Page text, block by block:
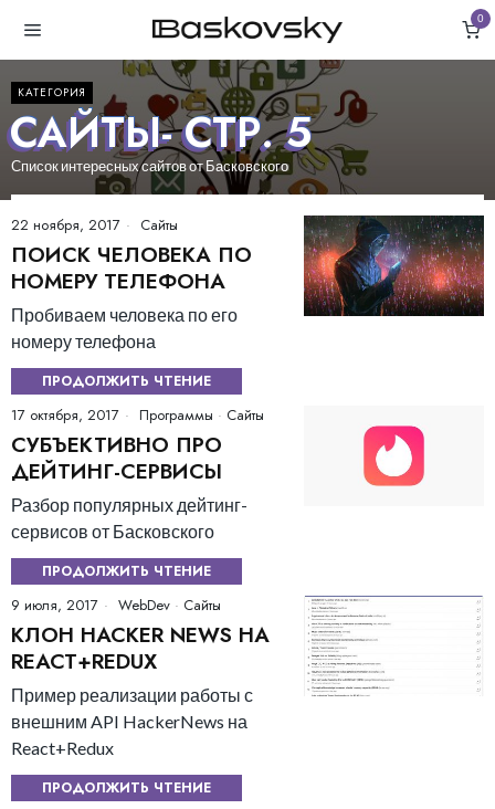
0
КАТЕГОРИЯ
САЙТЫ- СТР. 5
Список интересных сайтов от Басковского
22 ноября, 2017 Сайты
ПОИСК ЧЕЛОВЕКА ПО
НОМЕРУ ТЕЛЕФОНА
Пробиваем человека по его
номеру телефона
ПРОДОЛЖИТЬ ЧТЕНИЕ
17 октября, 2017 Программы · Сайты
СУБЪЕКТИВНО ПРО
ДЕЙТИНГ-СЕРВИСЫ
Разбор популярных дейтинг-
сервисов от Басковского
ПРОДОЛЖИТЬ ЧТЕНИЕ
9 июля, 2017 WebDev · Сайты
КЛОН HACKER NEWS НА
REACT+REDUX
Пример реализации работы с
внешним API HackerNews на
React+Redux
ПРОДОЛЖИТЬ ЧТЕНИЕ